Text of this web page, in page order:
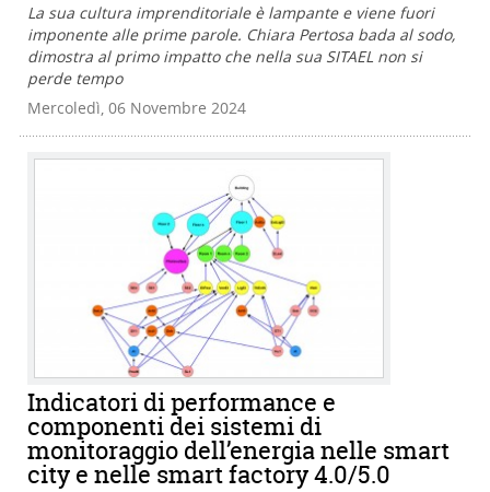
La sua cultura imprenditoriale è lampante e viene fuori
imponente alle prime parole. Chiara Pertosa bada al sodo,
dimostra al primo impatto che nella sua SITAEL non si
perde tempo
Mercoledì, 06 Novembre 2024
Indicatori di performance e
componenti dei sistemi di
monitoraggio dell’energia nelle smart
city e nelle smart factory 4.0/5.0